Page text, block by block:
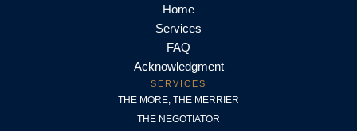
Home
Services
FAQ
Acknowledgment
SERVICES
THE MORE, THE MERRIER
THE NEGOTIATOR